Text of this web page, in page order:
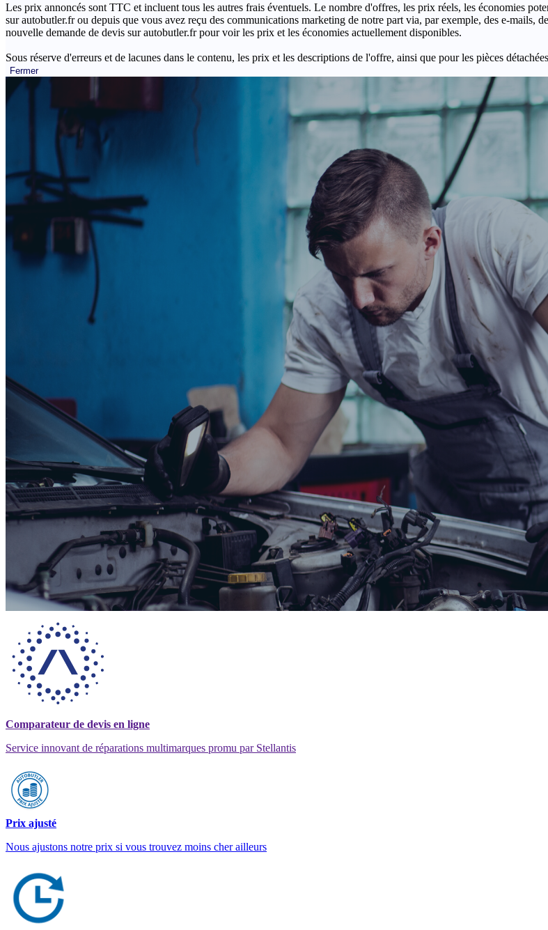
Les prix annoncés sont TTC et incluent tous les autres frais éventuels. Le nombre d'offres, les prix réels, les économies
sur autobutler.fr ou depuis que vous avez reçu des communications marketing de notre part via, par exemple, des e-mails,
nouvelle demande de devis sur autobutler.fr pour voir les prix et les économies actuellement disponibles.
Sous réserve d'erreurs et de lacunes dans le contenu, les prix et les descriptions de l'offre, ainsi que pour les pièces
Fermer
Comparateur de devis en ligne
Service innovant de réparations multimarques promu par Stellantis
Prix ajusté
Nous ajustons notre prix si vous trouvez moins cher ailleurs